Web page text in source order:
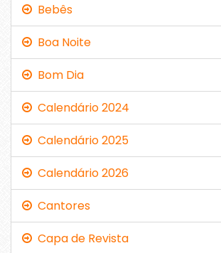
Bebês
Boa Noite
Bom Dia
Calendário 2024
Calendário 2025
Calendário 2026
Cantores
Capa de Revista